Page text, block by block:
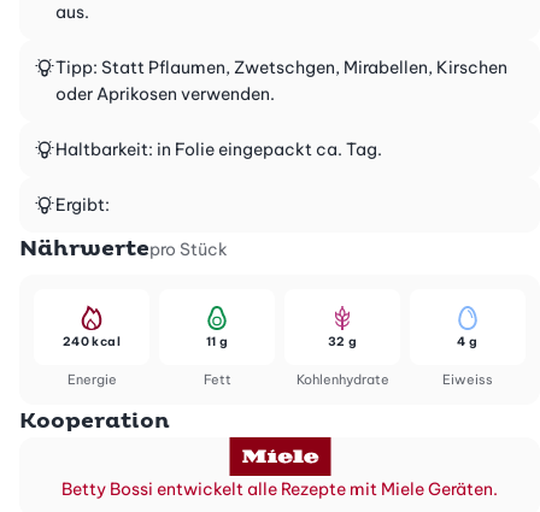
aus.
Tipp: Statt Pflaumen, Zwetschgen, Mirabellen, Kirschen
oder Aprikosen verwenden.
Haltbarkeit: in Folie eingepackt ca. Tag.
Ergibt:
Nährwertepro Stück
Energie
240 kcal
Fett
11 g
Kohlenhydrate
32 g
Eiweiss
4 g
Kooperation
Betty Bossi entwickelt alle Rezepte mit Miele Geräten.